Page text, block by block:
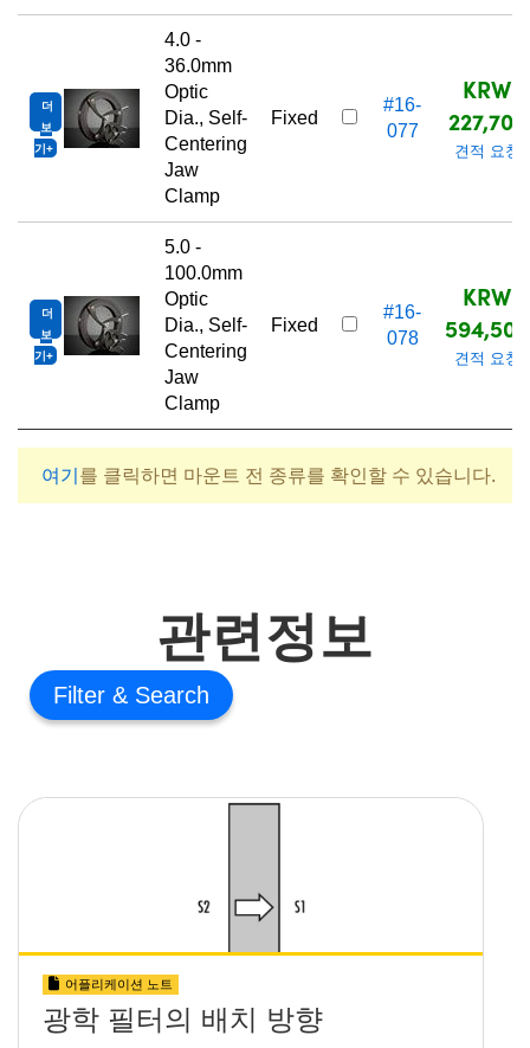
더
보
기
4.0 -
36.0mm
Optic
Dia., Self-
Centering
Jaw
Clamp
Fixed
#16-
077
KRW
227,700
견적 요청
더
보
기
5.0 -
100.0mm
Optic
Dia., Self-
Centering
Jaw
Clamp
Fixed
#16-
078
KRW
594,500
견적 요청
여기 를 클릭하면 마운트 전 종류를 확인할 수 있습니다.
관련정보
Filter
어플리케이션 노트
광학 필터의 배치 방향